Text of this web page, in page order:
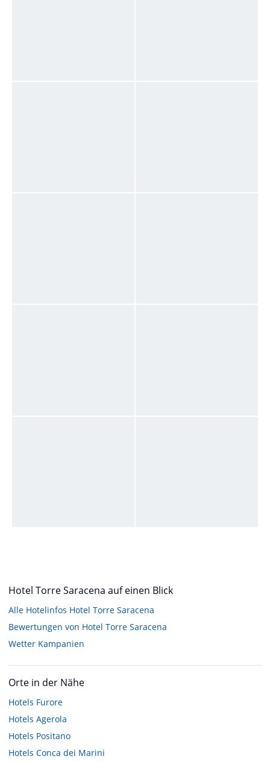
Hotel Torre Saracena auf einen Blick
Alle Hotelinfos Hotel Torre Saracena
Bewertungen von Hotel Torre Saracena
Wetter Kampanien
Orte in der Nähe
Hotels Furore
Hotels Agerola
Hotels Positano
Hotels Conca dei Marini